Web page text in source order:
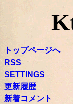
トップページへ
RSS
SETTINGS
更新履歴
新着コメント